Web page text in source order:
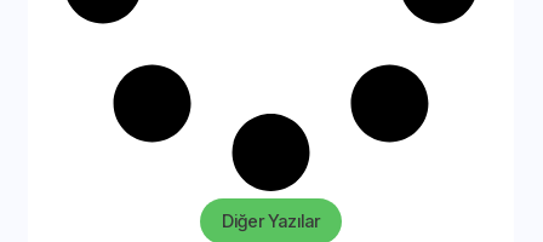
Diğer Yazılar